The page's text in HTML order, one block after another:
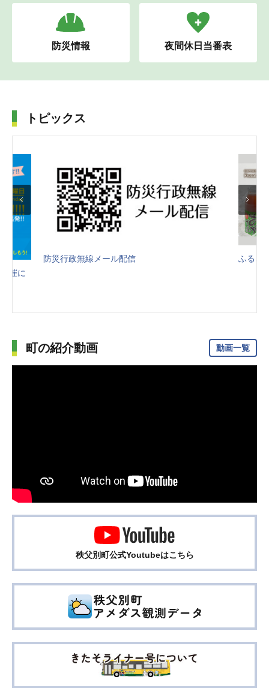
防災情報 夜間休日当番表
トピックス
催に
防災行政無線メール配信 ふるさ
町の紹介動画 動画一覧
秩父別町公式Youtubeはこちら